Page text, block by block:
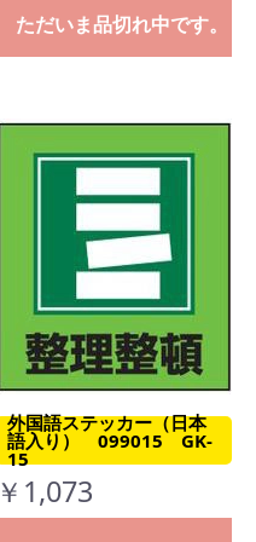
ただいま品切れ中です。
外国語ステッカー（日本
語入り） 099015 GK-
15
￥1,073